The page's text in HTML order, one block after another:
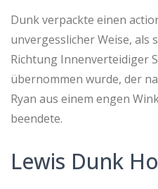
Dunk verpackte einen
unvergesslicher Weise, als
Richtung Innenverteidiger
übernommen wurde, der
Ryan aus einem engen
beendete.
Lewis Dunk